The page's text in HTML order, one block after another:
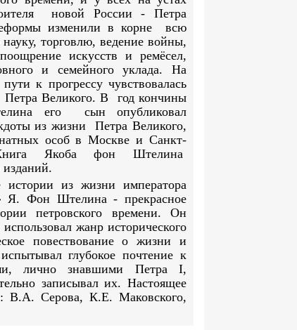
новой России - Петра
изменили в корне всю
торговлю, ведение войны,
искусств и ремёсел,
и семейного уклада. На
к прогрессу чувствовалась
Петра Великого. В год кончины
его сын опубликовал
из жизни Петра Великого,
особ в Москве и Санкт-
Якоба фон Штелина
истории из жизни императора
Я. Фон Штелина - прекрасное
петровского времени. Он
жанр исторического
повествование о жизни и
глубокое почтение к
лично знавшими Петра I,
записывал их. Настоящее
В.А. Серова, К.Е. Маковского,